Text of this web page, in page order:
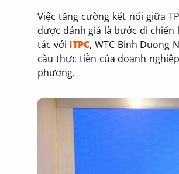
Việc tăng cường kết nối giữa
được đánh giá là bước đi
tác với ITPC, WTC Binh Duong
cầu thực tiễn của doanh
phương.